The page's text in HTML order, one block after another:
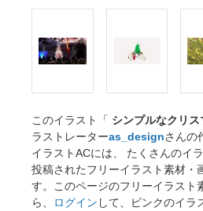
このイラスト「 シンプルなクリ
ラストレーターas_designさんの
イラストACには、 たくさんのイ
投稿されたフリーイラスト素材・
す。このページのフリーイラスト
ら、
ログイン して、ピンクのイラ